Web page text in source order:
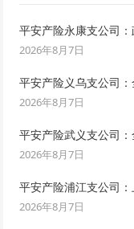
平安产险永康支公司
2026年8月7日
平安产险义乌支公司
2026年8月7日
平安产险武义支公司
2026年8月7日
平安产险浦江支公司
2026年8月7日